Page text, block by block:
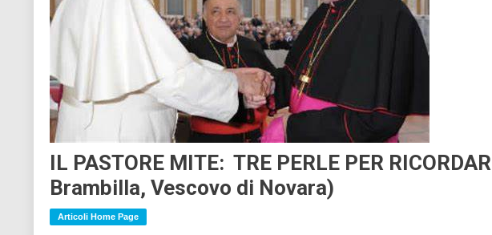
IL PASTORE MITE: TRE PERLE PER
Brambilla, Vescovo di Novara)
Articoli Home Page